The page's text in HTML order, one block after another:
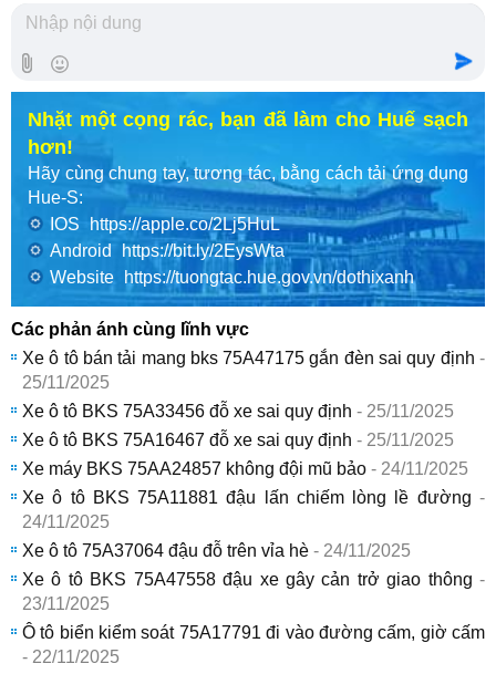
Nhặt một cọng rác, bạn đã làm cho Huế sạch
hơn!
Hãy cùng chung tay, tương tác, bằng cách tải ứng dụng
Hue-S:
IOS
https://apple.co/2Lj5HuL
Android
https://bit.ly/2EysWta
Website
https://tuongtac.hue.gov.vn/dothixanh
Các phản ánh cùng lĩnh vực
Xe ô tô bán tải mang bks 75A47175 gắn đèn sai quy định -
25/11/2025
Xe ô tô BKS 75A33456 đỗ xe sai quy định - 25/11/2025
Xe ô tô BKS 75A16467 đỗ xe sai quy định - 25/11/2025
Xe máy BKS 75AA24857 không đội mũ bảo - 24/11/2025
Xe ô tô BKS 75A11881 đậu lấn chiếm lòng lề đường -
24/11/2025
Xe ô tô 75A37064 đậu đỗ trên vỉa hè - 24/11/2025
Xe ô tô BKS 75A47558 đậu xe gây cản trở giao thông -
23/11/2025
Ô tô biển kiểm soát 75A17791 đi vào đường cấm, giờ cấm
- 22/11/2025